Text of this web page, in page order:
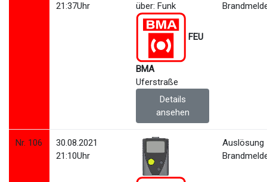
21:37Uhr
FEU
BMA
Uferstraße
Details
ansehen
Nr. 106
30.08.2021
21:10Uhr
Auslösung